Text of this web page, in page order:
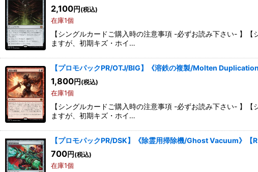
2,100円 (税込)
在庫1個
【シングルカードご購入時の注意事項 -必ずお読み下さい- 】
ますが、初期キズ・ホイ…
【プロモパックPR/OTJ/BIG】《溶鉄の複製/Molten Duplication
1,800円 (税込)
在庫1個
【シングルカードご購入時の注意事項 -必ずお読み下さい- 】
ますが、初期キズ・ホイ…
【プロモパックPR/DSK】《除霊用掃除機/Ghost Vacuum》【R
700円 (税込)
在庫1個